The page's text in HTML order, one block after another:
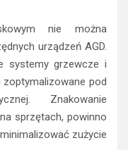
nie można
urządzeń AGD.
systemy grzewcze i
pod
Znakowanie
sprzętach, powinno
zużycie